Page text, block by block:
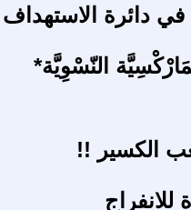
دائرة الاستهداف
النّسْوِيَّة*
الكسير !!
للانفراج